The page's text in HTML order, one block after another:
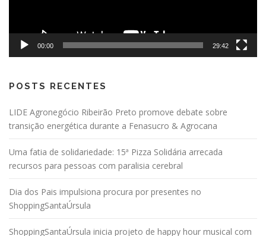
00:00 29:42
POSTS RECENTES
LIDE Agronegócio Ribeirão Preto promove debate sobre
transição energética durante a Fenasucro & Agrocana
Uma fatia de solidariedade: 15ª Pizza Solidária arrecada
recursos para pessoas com paralisia cerebral
Dia dos Pais impulsiona procura por presentes no
ShoppingSantaÚrsula
ShoppingSantaÚrsula inicia projeto de happy hour musical com